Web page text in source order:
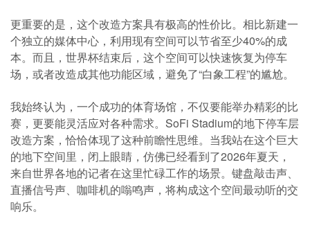
更重要的是，这个改造方案具有极高的性价比。相比新建一
个独立的媒体中心，利用现有空间可以节省至少40%的成
本。而且，世界杯结束后，这个空间可以快速恢复为停车
场，或者改造成其他功能区域，避免了“白象工程”的尴尬。
我始终认为，一个成功的体育场馆，不仅要能举办精彩的比
赛，更要能灵活应对各种需求。SoFi Stadium的地下停车层
改造方案，恰恰体现了这种前瞻性思维。当我站在这个巨大
的地下空间里，闭上眼睛，仿佛已经看到了2026年夏天，
来自世界各地的记者在这里忙碌工作的场景。键盘敲击声、
直播信号声、咖啡机的嗡鸣声，将构成这个空间最动听的交
响乐。